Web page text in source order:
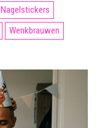
Nagelstickers
Wenkbrauwen